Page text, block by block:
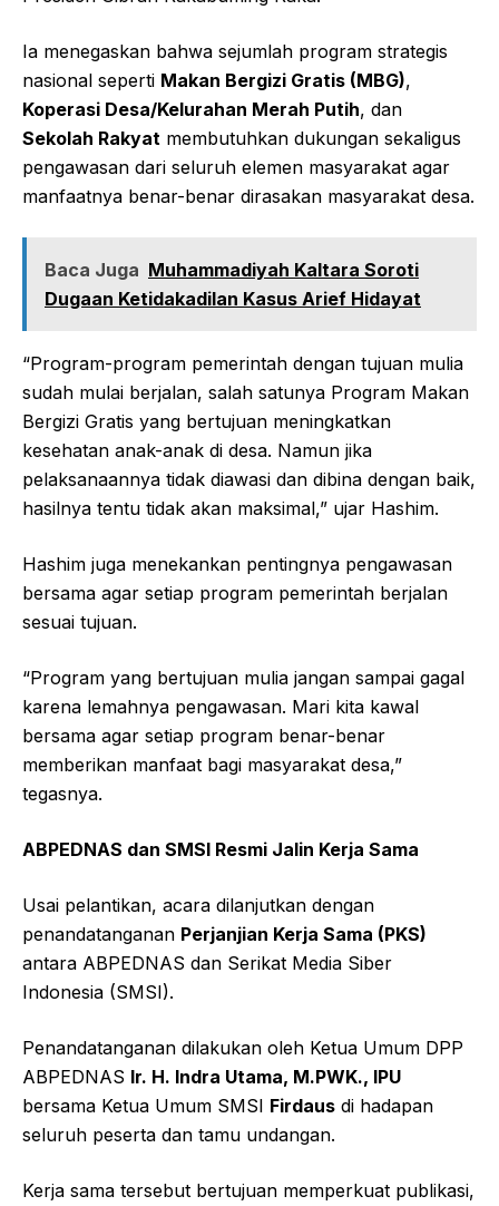
Ia menegaskan bahwa sejumlah program strategis
nasional seperti Makan Bergizi Gratis (MBG),
Koperasi Desa/Kelurahan Merah Putih, dan
Sekolah Rakyat membutuhkan dukungan sekaligus
pengawasan dari seluruh elemen masyarakat agar
manfaatnya benar-benar dirasakan masyarakat desa.
Baca Juga Muhammadiyah Kaltara Soroti
Dugaan Ketidakadilan Kasus Arief Hidayat
“Program-program pemerintah dengan tujuan mulia
sudah mulai berjalan, salah satunya Program Makan
Bergizi Gratis yang bertujuan meningkatkan
kesehatan anak-anak di desa. Namun jika
pelaksanaannya tidak diawasi dan dibina dengan baik,
hasilnya tentu tidak akan maksimal,” ujar Hashim.
Hashim juga menekankan pentingnya pengawasan
bersama agar setiap program pemerintah berjalan
sesuai tujuan.
“Program yang bertujuan mulia jangan sampai gagal
karena lemahnya pengawasan. Mari kita kawal
bersama agar setiap program benar-benar
memberikan manfaat bagi masyarakat desa,”
tegasnya.
ABPEDNAS dan SMSI Resmi Jalin Kerja Sama
Usai pelantikan, acara dilanjutkan dengan
penandatanganan Perjanjian Kerja Sama (PKS)
antara ABPEDNAS dan Serikat Media Siber
Indonesia (SMSI).
Penandatanganan dilakukan oleh Ketua Umum DPP
ABPEDNAS Ir. H. Indra Utama, M.PWK., IPU
bersama Ketua Umum SMSI Firdaus di hadapan
seluruh peserta dan tamu undangan.
Kerja sama tersebut bertujuan memperkuat publikasi,